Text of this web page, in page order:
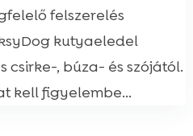
felszerelés
kutyaeledel
csirke-, búza- és szójától.
kell figyelembe...